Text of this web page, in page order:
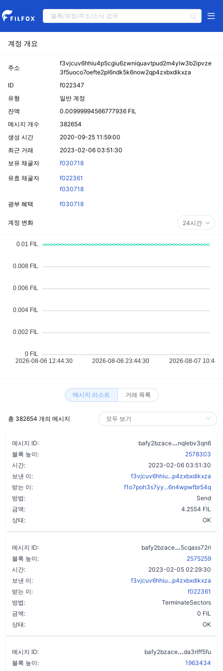
계정 개요
주소
f3vjcuv6hhiu4p5cgiu6zwniquavtpud2m4ylw3b2ipvze
3f5uoco7oefte2pl6ndk5k6now2qp4zxbxdikxza
ID
f022347
유형
일반 계정
잔액
0.00999994566777936 FIL
메시지 개수
382654
생성 시간
2020-09-25 11:59:00
최근 거래
2023-02-06 03:51:30
보유 채굴자
f030718
유효 채굴자
f022361
f030718
광부 혜택
f030718
계정 변화 24시간
메시지 리스트 거래 목록
총 382654 개의 메시지
메시지 ID: bafy2bzace
nqlebv3qn6
블록 높이:
2578303
시간:
2023-02-06 03:51:30
보낸 이:
f3vjcuv6hhiu...p4zxbxdikxza
받는 이:
f1o7poh3s7yy...6n4wpwfbr54q
방법:
Send
금액:
4.2554 FIL
상태:
OK
메시지 ID: bafy2bzace
5cqass72ri
블록 높이:
2575259
시간:
2023-02-05 02:29:30
보낸 이:
f3vjcuv6hhiu...p4zxbxdikxza
받는 이:
f022361
방법:
TerminateSectors
금액:
0 FIL
상태:
OK
메시지 ID: bafy2bzace
da3rlff5fu
블록 높이:
1963434